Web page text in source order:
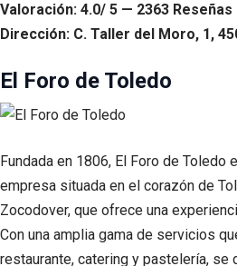
Valoración: 4.0/ 5 — 2363 Reseñas
Dirección: C. Taller del Moro, 1,
El Foro de Toledo
Fundada en 1806, El Foro de Toledo
empresa situada en el corazón de
Zocodover, que ofrece una
Con una amplia gama de servicios
restaurante, catering y pastelería, se